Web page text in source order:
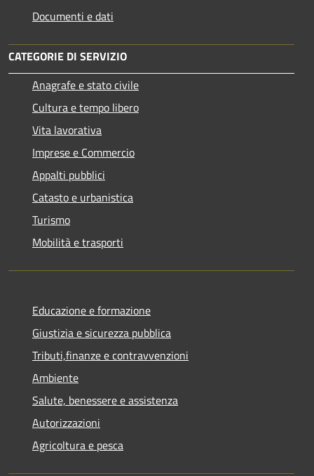
Documenti e dati
CATEGORIE DI SERVIZIO
Anagrafe e stato civile
Cultura e tempo libero
Vita lavorativa
Imprese e Commercio
Appalti pubblici
Catasto e urbanistica
Turismo
Mobilità e trasporti
Educazione e formazione
Giustizia e sicurezza pubblica
Tributi,finanze e contravvenzioni
Ambiente
Salute, benessere e assistenza
Autorizzazioni
Agricoltura e pesca